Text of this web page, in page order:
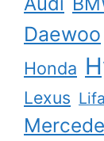
Daewoo
Honda
Lexus